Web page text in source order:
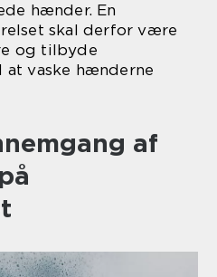
hænder. En
skal derfor være
og tilbyde
vaske hænderne
af